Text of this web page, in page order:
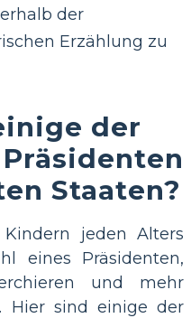
der
Erzählung zu
der
Staaten?
jeden Alters
eines Präsidenten,
und mehr
Hier sind einige der